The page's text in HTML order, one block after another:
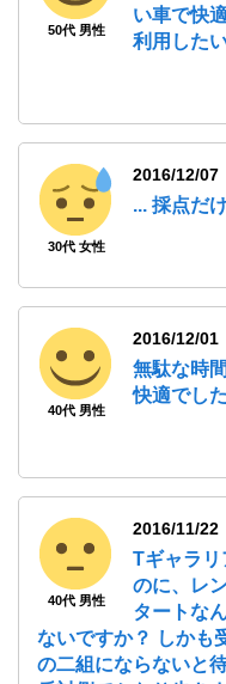
50代 男性
い車で快
利用した
30代 女性
2016/12/07
... 採点だ
40代 男性
2016/12/01
無駄な時
快適でした
40代 男性
2016/11/22
Tギャラ
のに、レ
タートな
ないですか？ しかも
の二組にならないと